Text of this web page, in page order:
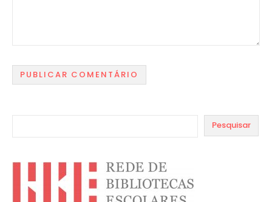
Pesquisar